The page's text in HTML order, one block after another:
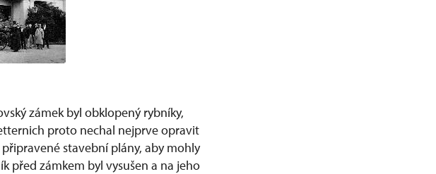
zámek byl obklopený rybníky,
proto nechal nejprve opravit
stavební plány, aby mohly
před zámkem byl vysušen a na jeho